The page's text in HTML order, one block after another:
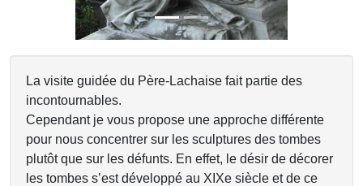
La visite guidée du Père-Lachaise fait partie des
incontournables.
Cependant je vous propose une approche différente
pour nous concentrer sur les sculptures des tombes
plutôt que sur les défunts. En effet, le désir de décorer
les tombes s’est développé au XIXe siècle et de ce